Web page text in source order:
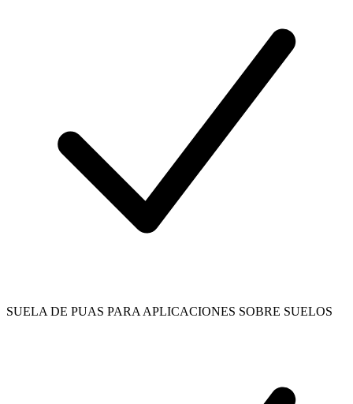
SUELA DE PUAS PARA APLICACIONES SOBRE SUELOS